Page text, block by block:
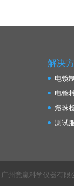
解决
电镜
电镜
熔珠
测试
广州竞赢科学仪器有限